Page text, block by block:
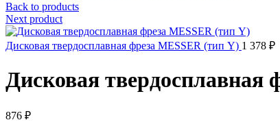
Back to products
Next product
Дисковая твердосплавная фреза MESSER (тип Y) 1 378 ₽
Дисковая твердосплавная
876 ₽